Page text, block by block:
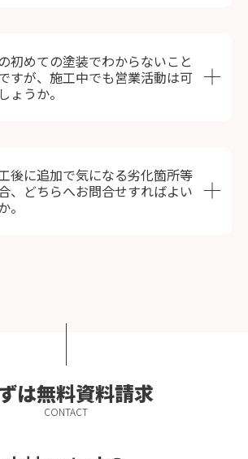
初めての塗装でわからないこと
すが、施工中でも営業活動は可
ょうか。
後に追加で気になる劣化箇所等
、どちらへお問合せすればよい
。
は無料資料請求
CONTACT